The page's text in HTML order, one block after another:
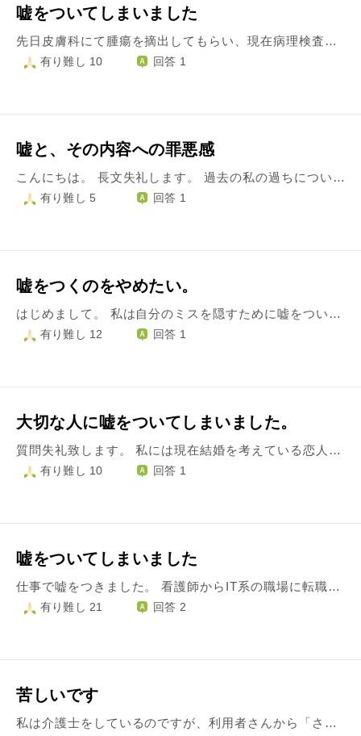
嘘をついてしまいました
先日皮膚科にて腫瘍を摘出してもらい、現在病理検査結果待ちです。傷口は縫合してあり、明日以降に抜糸ができます。 昨日の夜に、縫合してもらってあるところのカバーのテープが、ベロっと剥がれてしまいました。明日から抜糸ができるから、もしかしたら１日早いけど抜糸できるかな、検査結果聞けるかなっと思ってしまいました。 今朝、病院に事情を話したら、看護師さんが、テープの残りを貼れば大丈夫ですよって言われたのですが、テープもうないですって嘘をついてしまいました。 そうしたら、今日はまだ抜糸できないからキズパワーパッドでいいから貼っといてねって言われました。 １日でも早く抜糸と結果を聞きたいという邪な思いで、嘘をついてしまった罪悪感と後悔でいっぱいです。 病院へは、テープがあったのでそれを貼ります。間違ったことを看護師さんへ伝えてしまって、申し訳ございませんでした。と、その後電話をしました。 嘘をついたことで、何か悪いことが起きるのではないかと不安でいっぱいです。先程、家の近くにある弁財天へ行き、嘘をついてしまったことをお参りに行ってきました。 嘘をついてしまった罪悪感、後悔、病理検査結果の不安、嘘をついてしまったことで何か悪いことが起きるのではないか、検査結果が悪くなってしまうのではないか、後悔と不安でいっぱいです。 嘘をついてしまったことを無かったことにはできませんが、私にできることは何かないかと思って考えつくことはやってみました。 よろしくお願いいたします。
有り難し 10 回答 1
嘘と、その内容への罪悪感
こんにちは。 長文失礼します。 過去の私の過ちについてです。 以前、友人(A)と海外旅行に行った際に、Aと共通の知人である、現地の男友達(B)と合流する計画をたてました。 その旅行中、Aに 『寄りたい店があるから、後でBと3人で合流しよう』と言いました。 しかし、本当は寄りたい店など無く、Bと2人で会っていました。 そして私はBと体の関係をもちました。 当時、私はBのことが好きでした(付き合ってはいません)。しかし1人で海外へ行くことは親から許されず、こうするしかありませんでした。 また、その数ヵ月後には祖母と共に同じ国へ旅行に行き、Bに渡さなければいけないものがあるからと言って1日別行動をしました。 その時はもっと酷く、私が行きたい場所ばかり行ってしまい祖母を十分に楽しませてあげられず、余計に後悔しています。 今は、祖母が元気なうちに、楽しい旅行に連れて行ってあげたいと考えています。 一人でいる時間が多くなった今、その行動について振り返ることが多くなり酷く憂鬱になります。お付き合いもしていなかったBより、友人、そして祖母の方が大切であると今振り返れば簡単に分かることでした。 当時はBへの想いと好奇心が上回ってしまっていたのだと思います。 この事実をAや祖母に懺悔したら私の気持ちは幾分楽になるかも知れませんが、2.3年前のことであり、今更懺悔するのもな、と思っております。Aはその旅行をすごく楽しかった、誘ってくれてありがとう、と言ってくれています。懺悔することでその思い出に傷をつけたくないという思いがあります。 祖母に関しては『もうその国への旅行は行かない』と言われてしまいました。本当に申し訳なかったと思っています。 この私が犯した過ちについては、Aや祖母、そして親には言わずに墓場まで持っていこうと考えています。 今現在は十分反省しており、現在はBとは違う、一生を共にしようと考えているパートナーもおります。 過去の私の不甲斐ない行動に蹴りをつけ、将来に向けて歩き出したいと考えています。 しかし、この出来事についてのモヤモヤとした、やり場のない気持ちがずっとあります。 Aや祖母と話している時、そして祖母の子供である親と話す時、ふと、申し訳ないという気持ちが湧き出てしまいます。 今後、この気持ちをどう解決していけば良いでしょうか。。。
有り難し 5 回答 1
嘘をつくのをやめたい。
はじめまして。 私は自分のミスを隠すために嘘をついてしまいます。 今回は10分ほど寝坊してしまい、オンライン授業に遅刻してしまったのをパソコンの接続が悪く入るのが遅くなってしまったことにしてしまいました。そして、その理由が認められてしまい、通常なら欠席になるところが出席と認められてしまいました。 してはいけないことであったことは自分でも理解しています。ただ、言い訳でもありますが、10分程度の遅刻で欠席扱いにされてしまうのも残りの1時間以上はしっかり受けているのに自分の努力を認めてもらえてないと思ってしまいこのような嘘をつきました。 自分のミスを隠すために嘘をついたことは今回が始めてではありません。 嘘をついた分その時のミスは自分の記憶に残り、同じ内容のミスは繰り返さずに済んでいると思ってます。 また、相手は勘づいているのかもしれませんが、実際バレたということもなく、続けてしまっています。 ただ、この先もこのようなことを繰り返してはいけないと思っています。 嘘をついた分だけ自分にあとから不幸が来ると分かっているからです。しかし、今さら嘘つきだと思われるのも怖くて取り消すこともできません。 けど反省したい。治したい。 嘘をついたことをやめるためには、今すぐ嘘をついていたことを公開し、今回認められてしまったのを取り消してもらうようお願いしたほうがよいのでしょうか？ それとも、今回は嘘をついたことは自分の中で罪として留めておいて、これから気を付けていく方向では遅いでしょうか？ 周りの目をきにせず自分のミスを認められるようになるにはどうしたらよいのでしょうか？ 教えてください。
有り難し 12 回答 1
大切な人に嘘をついてしまいました。
質問失礼致します。 私には現在結婚を考えている恋人がいます。 軽率な自分にはもったいないような 一緒にいると癒され本当に私を想ってくれる大事な方です。 それなのに私は昔、大きな喧嘩をしたときに気の迷いから 出会い系に登録してしまい、 複数人の相手とやり取りをし、一人の相手と食事に行ってしまいました。 ただ食事に行き、ふと恋人のことを思うと、 やはりこんなことをしてはダメだと思い帰宅、 もうやめようと考えていたのですが、 その矢先にしていた事が恋人に発覚し、泣きながら問い詰められ 別れる寸前まで事が運びました。 そこからは出会い系は退会し、 ひたすらに謝罪をしたところ許してはいただいたのですが、 その時点で相手と会って食事に行っていたことは発覚しておらず、 最後に恋人から相手と会ったりしていたんじゃないの？と聞かれたとき、 とっさに自身の保身と心底辛そうな恋人を見て もうこれ以上辛くさせたくないという思いから 会ってはいないと嘘をついてしましました。 そこから時が過ぎ、こんな最低な自分を素直に愛してくれる相手に 今まで感じたことのなかった本物の愛情というものを感じ、 現在は相手に結婚を申し込みたいと考えています。 ただ私は恋人にひどい嘘をついてしまっています。 こんな身勝手な私には結婚を申し込める資格などないでしょうか、、 正直に嘘を告白し、やはりあらためて深く謝罪するべきでしょうか。 ただ告白をしたら恋人をさらにひどく傷つけることになると思いますし、 別れることになるかもしれません、、 いっそ告白し深く傷つけるのであれば、自分から去る方が良いのかもしれません。 あとは例えばもし告白をしない場合、 このついてしまった嘘を深く反省し心に刻み、 その分相手を今後心から大切にしていくよう覚悟するという考えは身勝手でしょうか、、 相手のことを本当に愛しており、現在心の中でずっと申し訳ないと思いながら、 どうするべきなのか日々悩んでおります、、 以上、稚拙な文で大変申し訳ないですが、ご助言いただけますと幸いです。
有り難し 10 回答 1
嘘をついてしまいました
仕事で嘘をつきました。 看護師からIT系の職場に転職し現在3ヶ月程経っております。 6日前に、運用しているリリース直前のアプリの最終チェックを行っていたときです。 運用しているアプリには管理側のアプリがあり、管理側のアプリにログイン出来るのは上司のみでした。私にはまだログインの権限が与えられていない状況でしたが、その時は気づきませんでした。管理側のアプリでログインしてチェックして欲しい、今ログイン出来る状況だよー。出来るよね？と言われ、認めらたい欲が強く、｢ログイン出来るようにしてくれたんだ！上司の言うことは間違いない｣と勘違いし、やりますと答えました。結果ログインは出来ませんでしたが、上司がかなり多忙を極める中、権限をつけて欲しいなんて要求出来ない雰囲気でした。そして、ログイン出来てもいないのに、管理側のアプリに限りなく近い未完成のアプリを別に開いて｢ログイン出来ました、チェックしました。○○は違います｣と嘘の報告をしました。その後、別の上司から｢○○が違うことはおかしい、自分の画面では正常なのでもう、1度確認して｣と言われました。その時にやっと、完成に限りなく近いアプリは、完成形とやっぱり違うんだと認識しました。このことを気づくのにはもうリリース1時間前で早急な対応が求められる場面でした。私の勘違いと、未完成のものを確認した嘘で足を引っ張る訳にいかないと感じ、咄嗟に｢○○はやっぱり問題なしです｣と嘘を重ねました。 翌日、嘘をついてしまったことは何も指摘されませんでしたが、上司が嘘を気付いており、明らかに上司の私に対する態度が変わりました。もう謝ってもどうにもならないと感じ、その後は死にものぐるいで働きました。分からないことは正直に伝えながら仕事しました。 ただ、看護師時代の今までの仕事が上手く行かず、怒られるばかりであった為に、私を認めて欲しいという欲が勝り、上司がとても忙しい状況で要求も出来ず、嘘を着いてしまいました。 嘘をついてしまったこと、ただただ悔やんでも悔やみきれません。素直に謝るべきでしょうか？今さら言っても遅いと思ったり、行動で態度を示した方が誠実なのかなと思いとても悩んでおります。せっかく採用頂いた職場なので、辞めたくありません。
有り難し 21 回答 2
苦しいです
私は介護士をしているのですが、利用者さんから「さっきの放送は何て言ってるの？」と聞かれ施設にいる利用者には関係のない内容だったため素直に「ここに居る人には関係ありませんよ」と伝えると「そうか」と納得されたのでその場を離れました。 しかし、後から上司に「さっきあった放送について、あんたには関係ないと言われた」と言っていたそうです。 そんな言い方はしてはいないのですが、この利用者の方は若い頃から定年まで県庁勤めされていたお偉いさんらしくプライドが高いため癪に触ったのだと思います。 上司から「利用者の方から放送について聞かれた？」と言われ私は咄嗟に「いいえ」と答えてしまいました。 ここで「聞かれましたが、私はそんな伝え方をしていないです」と正直に言えば良かったのですが、名前も分かっていないしバレないだろうと安易な考えからついた嘘です。 そして自分からその話を他の職員さんに振ってしまいました。どこまで情報が伝わっているか知りたかったからです。 周りの話を聞いているとそこそこ大きな問題になっていたらしく焦りました。 家に帰ってからもその事しか考えられなくなり、自己嫌悪と嘘をついているという事実に耐えきれなくなり次の日自分から謝りに行き、上司からは注意を受けるだけで済みました。 正直、利用者に取った対応は間違っていないと思うのですが、この自分から話を振ったという点が今でも後悔して苦しいです。 張本人なのに自分から話を振って「誰なんでしょうね？」ととぼけていた事実が謝った後でも頭から離れません。 優しい言葉をかけてくれた職員さんもいましたが「嘘をつく子なんだ」「今までもそうじゃないのか」と思われているのではないかと考えると怖いです。 この気持ちはどのように消化すればいいのでしょうか。 長々とまとまりのない文章になってしまい申し訳ございません。よろしくお願いします。